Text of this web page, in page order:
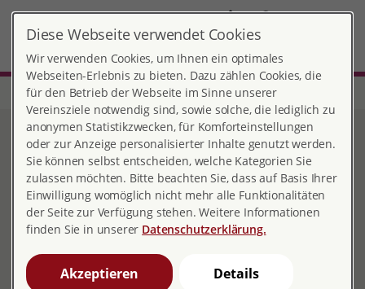
DE
Start Hessen Beratungsstelle Friedrichsdorf Unser Team
Unser Team
Das Team der pro familia
Beratungsstelle Friedrichsdorf
Diese Webseite verwendet Cookies
Wir verwenden Cookies, um Ihnen ein optimales
Webseiten-Erlebnis zu bieten. Dazu zählen Cookies, die
für den Betrieb der Webseite im Sinne unserer
Vereinsziele notwendig sind, sowie solche, die lediglich zu
anonymen Statistikzwecken, für Komforteinstellungen
oder zur Anzeige personalisierter Inhalte genutzt werden.
Sie können selbst entscheiden, welche Kategorien Sie
zulassen möchten. Bitte beachten Sie, dass auf Basis Ihrer
Einwilligung womöglich nicht mehr alle Funktionalitäten
der Seite zur Verfügung stehen. Weitere Informationen
finden Sie in unserer Datenschutzerklärung.
Akzeptieren Details